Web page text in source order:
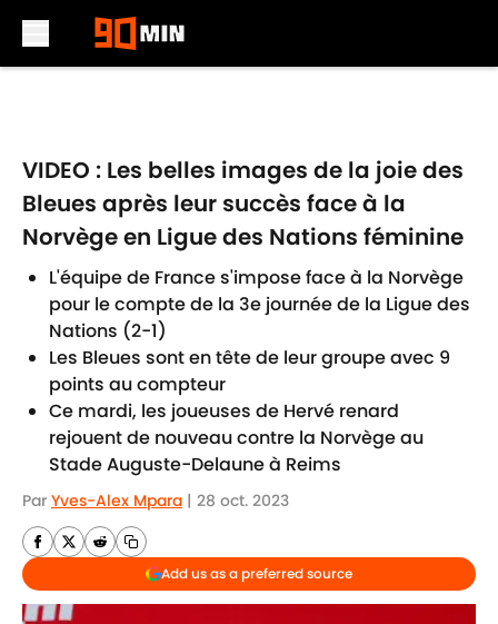
VIDEO : Les belles images de la joie des
Bleues après leur succès face à la
Norvège en Ligue des Nations féminine
L'équipe de France s'impose face à la Norvège
pour le compte de la 3e journée de la Ligue des
Nations (2-1)
Les Bleues sont en tête de leur groupe avec 9
points au compteur
Ce mardi, les joueuses de Hervé renard
rejouent de nouveau contre la Norvège au
Stade Auguste-Delaune à Reims
Par Yves-Alex Mpara | 28 oct. 2023
Add us as a preferred source